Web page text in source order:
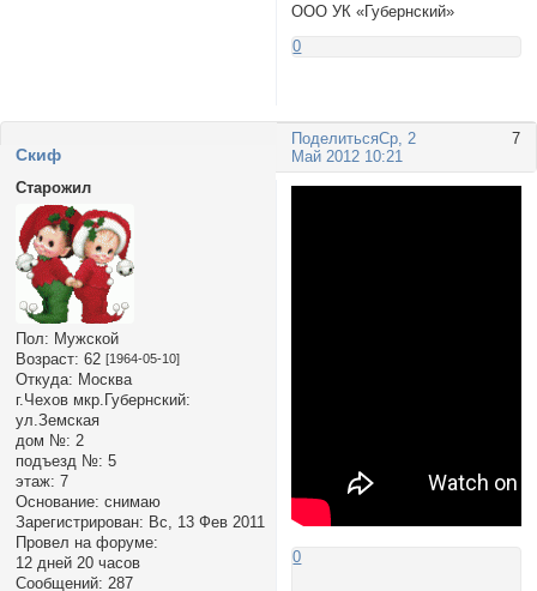
ООО УК «Губернский»
0
Поделиться 7
Ср, 2
Май 2012 10:21
Cкиф
Старожил
Пол: Мужской
Возраст: 62 [1964-05-10]
Откуда: Москва
г.Чехов мкр.Губернский:
ул.Земская
дом №: 2
подъезд №: 5
этаж: 7
Основание: снимаю
Зарегистрирован: Вс, 13 Фев 2011
Провел на форуме:
12 дней 20 часов
Сообщений: 287
0